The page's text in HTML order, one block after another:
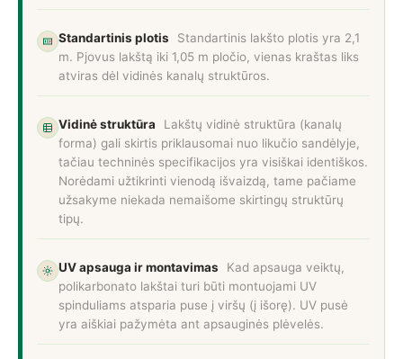
Standartinis plotis
Standartinis lakšto plotis yra 2,1
m. Pjovus lakštą iki 1,05 m pločio, vienas kraštas liks
atviras dėl vidinės kanalų struktūros.
Vidinė struktūra
Lakštų vidinė struktūra (kanalų
forma) gali skirtis priklausomai nuo likučio sandėlyje,
tačiau techninės specifikacijos yra visiškai identiškos.
Norėdami užtikrinti vienodą išvaizdą, tame pačiame
užsakyme niekada nemaišome skirtingų struktūrų
tipų.
UV apsauga ir montavimas
Kad apsauga veiktų,
polikarbonato lakštai turi būti montuojami UV
spinduliams atsparia puse į viršų (į išorę). UV pusė
yra aiškiai pažymėta ant apsauginės plėvelės.